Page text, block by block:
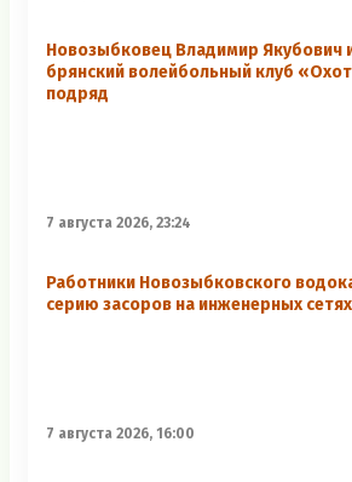
Новозыбковец Владимир Якубович
брянский волейбольный клуб
подряд
7 августа 2026, 23:24
Работники Новозыбковского
серию засоров на инженерных
7 августа 2026, 16:00